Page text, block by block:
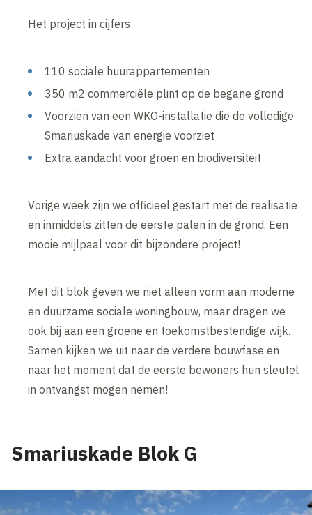
Het project in cijfers:
110 sociale huurappartementen
350 m2 commerciële plint op de begane grond
Voorzien van een WKO-installatie die de volledige
Smariuskade van energie voorziet
Extra aandacht voor groen en biodiversiteit
Vorige week zijn we officieel gestart met de realisatie
en inmiddels zitten de eerste palen in de grond. Een
mooie mijlpaal voor dit bijzondere project!
Met dit blok geven we niet alleen vorm aan moderne
en duurzame sociale woningbouw, maar dragen we
ook bij aan een groene en toekomstbestendige wijk.
Samen kijken we uit naar de verdere bouwfase en
naar het moment dat de eerste bewoners hun sleutel
in ontvangst mogen nemen!
Smariuskade Blok G